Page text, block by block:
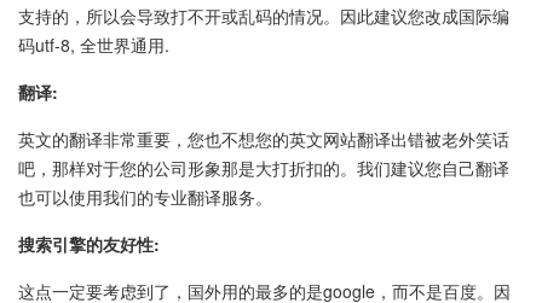
支持的，所以会导致打不开或乱码的情况。因此建议您改成国际编
码utf-8, 全世界通用.
翻译:
英文的翻译非常重要，您也不想您的英文网站翻译出错被老外笑话
吧，那样对于您的公司形象那是大打折扣的。我们建议您自己翻译
也可以使用我们的专业翻译服务。
搜索引擎的友好性:
这点一定要考虑到了，国外用的最多的是google，而不是百度。因